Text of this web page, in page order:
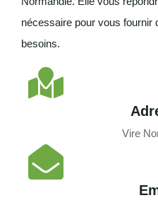
nécessaire pour vous fournir
besoins.
Vire